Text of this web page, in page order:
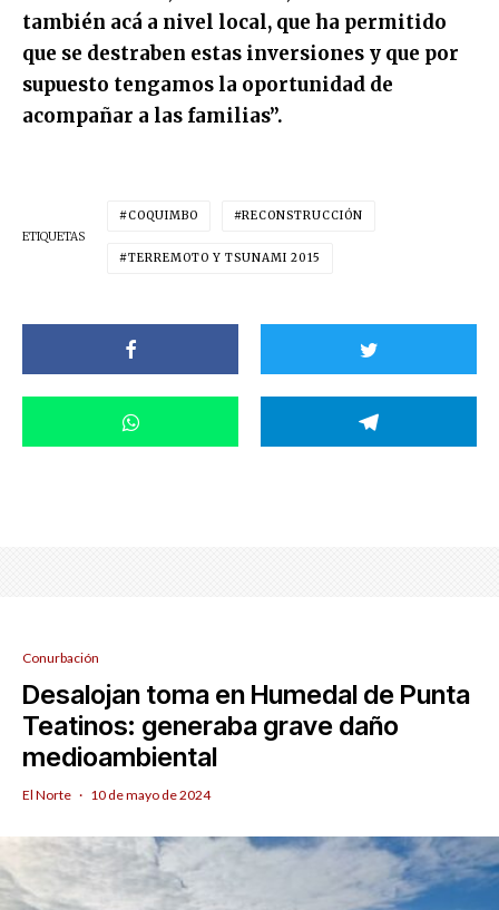
también acá a nivel local, que ha permitido
que se destraben estas inversiones y que por
supuesto tengamos la oportunidad de
acompañar a las familias”.
ETIQUETAS
COQUIMBO RECONSTRUCCIÓN
TERREMOTO Y TSUNAMI 2015
Conurbación
Desalojan toma en Humedal de Punta
Teatinos: generaba grave daño
medioambiental
El Norte · 10 de mayo de 2024